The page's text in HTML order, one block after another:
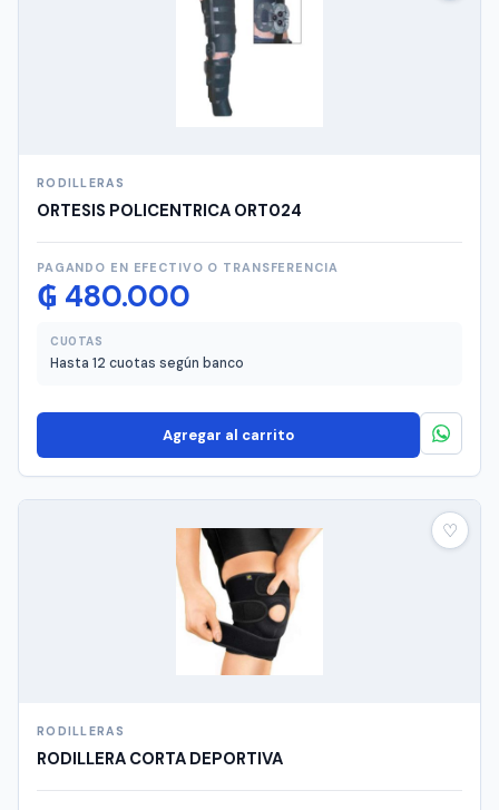
RODILLERAS
ORTESIS POLICENTRICA ORT024
PAGANDO EN EFECTIVO O TRANSFERENCIA
₲ 480.000
CUOTAS
Hasta 12 cuotas según banco
Agregar al carrito
♡
RODILLERAS
RODILLERA CORTA DEPORTIVA